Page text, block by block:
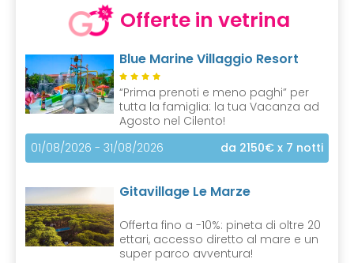
e
t
Offerte in vetrina
Blue Marine Villaggio Resort
“Prima prenoti e meno paghi” per
tutta la famiglia: la tua Vacanza ad
Agosto nel Cilento!
01/08/2026 - 31/08/2026
da 2150€ x 7 notti
Gitavillage Le Marze
Offerta fino a -10%: pineta di oltre 20
ettari, accesso diretto al mare e un
super parco avventura!